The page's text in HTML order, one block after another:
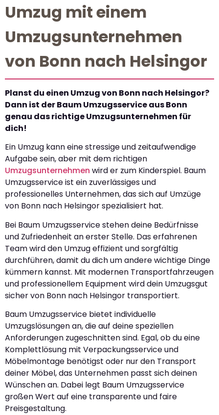
Umzug mit einem
Umzugsunternehmen
von Bonn nach Helsingor
Planst du einen Umzug von Bonn nach Helsingor?
Dann ist der Baum Umzugsservice aus Bonn
genau das richtige Umzugsunternehmen für
dich!
Ein Umzug kann eine stressige und zeitaufwendige
Aufgabe sein, aber mit dem richtigen
Umzugsunternehmen wird er zum Kinderspiel. Baum
Umzugsservice ist ein zuverlässiges und
professionelles Unternehmen, das sich auf Umzüge
von Bonn nach Helsingor spezialisiert hat.
Bei Baum Umzugsservice stehen deine Bedürfnisse
und Zufriedenheit an erster Stelle. Das erfahrenen
Team wird den Umzug effizient und sorgfältig
durchführen, damit du dich um andere wichtige Dinge
kümmern kannst. Mit modernen Transportfahrzeugen
und professionellem Equipment wird dein Umzugsgut
sicher von Bonn nach Helsingor transportiert.
Baum Umzugsservice bietet individuelle
Umzugslösungen an, die auf deine speziellen
Anforderungen zugeschnitten sind. Egal, ob du eine
Komplettlösung mit Verpackungsservice und
Möbelmontage benötigst oder nur den Transport
deiner Möbel, das Unternehmen passt sich deinen
Wünschen an. Dabei legt Baum Umzugsservice
großen Wert auf eine transparente und faire
Preisgestaltung.